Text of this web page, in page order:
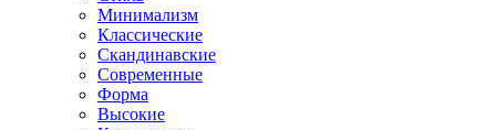
Минимализм
Классические
Скандинавские
Современные
Форма
Высокие